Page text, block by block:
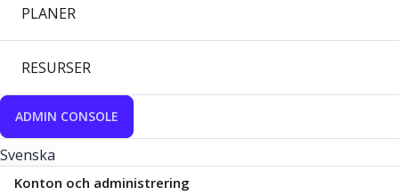
PLANER
RESURSER
ADMIN CONSOLE
Svenska
Konton och administrering